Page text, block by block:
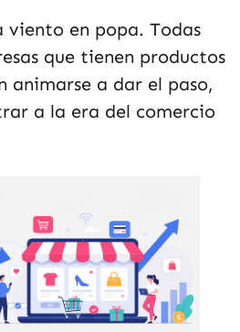
viento en popa. Todas
que tienen productos
animarse a dar el paso,
a la era del comercio